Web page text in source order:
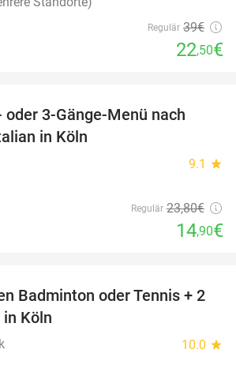
Regulär 39€
22,50€
3-Gänge-Menü nach
in Köln
9.1 star
Regulär 23,80€
14,90€
52%
Badminton oder Tennis + 2
Köln
10.0 star